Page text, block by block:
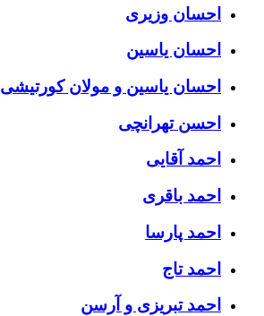
احسان وزیری
احسان یاسین
احسان یاسین و مولان کورتیشی
احسن تهرانچی
احمد آقایی
احمد باقری
احمد پارسا
احمد تاج
احمد تبریزی و آرسن